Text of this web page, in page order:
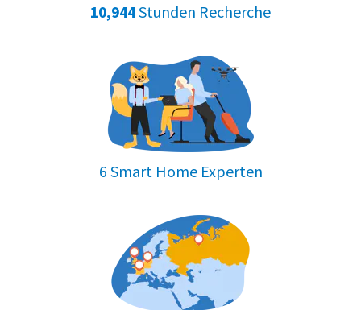
10,944Stunden Recherche
6 Smart Home Experten